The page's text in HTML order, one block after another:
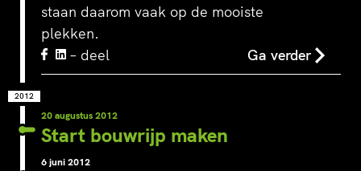
staan daarom vaak op de mooiste
plekken.
– deel
Ga verder
2012
20 augustus 2012
Start bouwrijp maken
6 juni 2012